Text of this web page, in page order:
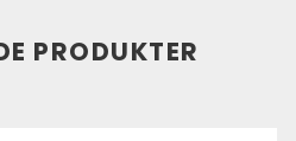
PRODUKTER